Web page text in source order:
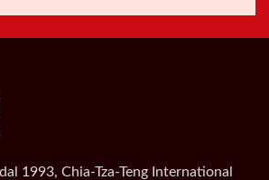
1993, Chia-Tza-Teng International